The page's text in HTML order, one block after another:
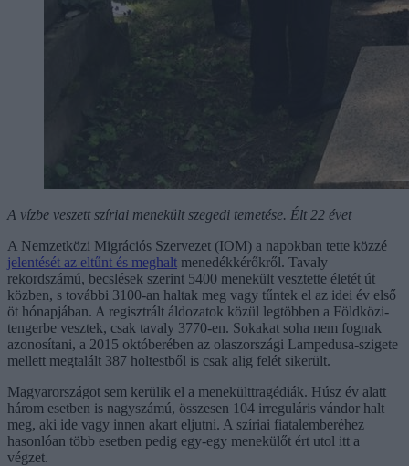
A vízbe veszett szíriai menekült szegedi temetése. Élt 22 évet
A Nemzetközi Migrációs Szervezet (IOM) a napokban tette közzé
jelentését az eltűnt és meghalt menedékkérőkről. Tavaly
rekordszámú, becslések szerint 5400 menekült vesztette életét út
közben, s további 3100-an haltak meg vagy tűntek el az idei év első
öt hónapjában. A regisztrált áldozatok közül legtöbben a Földközi-
tengerbe vesztek, csak tavaly 3770-en. Sokakat soha nem fognak
azonosítani, a 2015 októberében az olaszországi Lampedusa-szigete
mellett megtalált 387 holtestből is csak alig felét sikerült.
Magyarországot sem kerülik el a menekülttragédiák. Húsz év alatt
három esetben is nagyszámú, összesen 104 irreguláris vándor halt
meg, aki ide vagy innen akart eljutni. A szíriai fiatalemberéhez
hasonlóan több esetben pedig egy-egy menekülőt ért utol itt a
végzet.